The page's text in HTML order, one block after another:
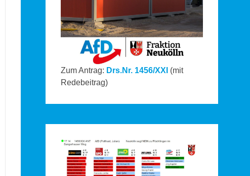
Zum Antrag: Drs.Nr. 1456/XXI (mit
Redebeitrag)